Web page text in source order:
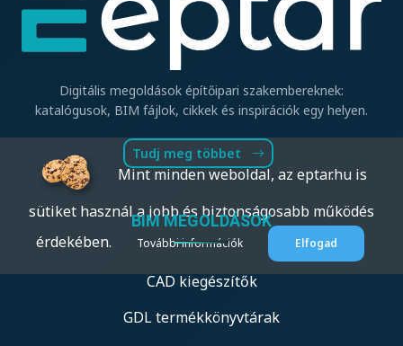
Digitális megoldások építőipari szakembereknek:
katalógusok, BIM fájlok, cikkek és inspirációk egy helyen.
Tudj meg többet
BIM MEGOLDÁSOK
CAD kiegészítők
GDL termékkönyvtárak
Mint minden weboldal, az eptar.hu is
sütiket használ a jobb és biztonságosabb működés
érdekében.
További információk Elfogad